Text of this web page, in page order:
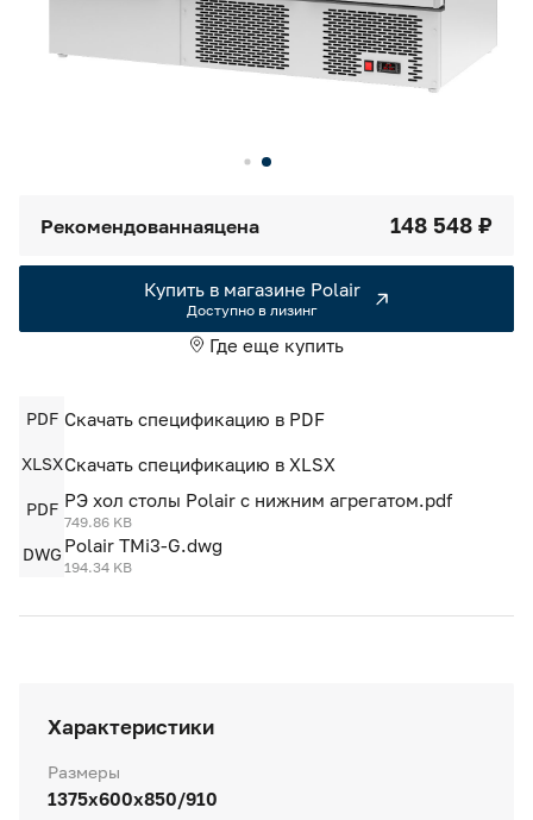
Характеристики
Размеры
1375х600х850/910
Рекомендованнаяцена 148 548 ₽
Купить в магазине Polair
Доступно в лизинг
Где еще купить
PDF Скачать спецификацию в PDF
XLSXСкачать спецификацию в XLSX
PDF РЭ хол столы Polair с нижним агрегатом.pdf
749.86 KB
DWG Polair TMi3-G.dwg
194.34 KB
Камеры холодильные
Машины холодильные
Решения для Вашего Dark Store
Единый доступ по QR-коду ко всей информации об изделии